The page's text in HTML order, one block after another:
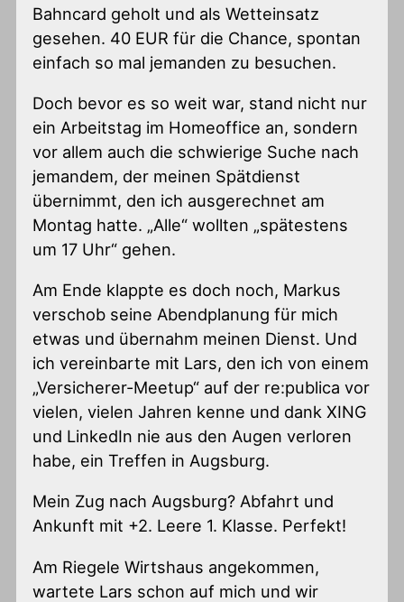
Bahncard geholt und als Wetteinsatz
gesehen. 40 EUR für die Chance, spontan
einfach so mal jemanden zu besuchen.
Doch bevor es so weit war, stand nicht nur
ein Arbeitstag im Homeoffice an, sondern
vor allem auch die schwierige Suche nach
jemandem, der meinen Spätdienst
übernimmt, den ich ausgerechnet am
Montag hatte. „Alle“ wollten „spätestens
um 17 Uhr“ gehen.
Am Ende klappte es doch noch, Markus
verschob seine Abendplanung für mich
etwas und übernahm meinen Dienst. Und
ich vereinbarte mit Lars, den ich von einem
„Versicherer-Meetup“ auf der re:publica vor
vielen, vielen Jahren kenne und dank XING
und LinkedIn nie aus den Augen verloren
habe, ein Treffen in Augsburg.
Mein Zug nach Augsburg? Abfahrt und
Ankunft mit +2. Leere 1. Klasse. Perfekt!
Am Riegele Wirtshaus angekommen,
wartete Lars schon auf mich und wir